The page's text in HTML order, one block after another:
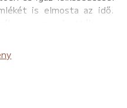
is elmosta az idő.
kapkodták a
Megálmodott
sugározta a rádió.
az arcképem a tőlem
egy előkelő napilap
megpendítettem